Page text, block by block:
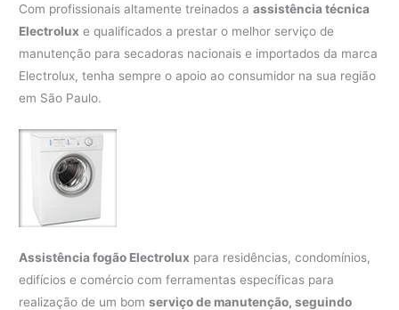
Com profissionais altamente treinados aassistência técnica
Electrolux e qualificados a prestar o melhor serviço de
manutenção para secadoras nacionais e importados da marca
Electrolux, tenha sempre o apoio ao consumidor na sua região
em São Paulo.
Assistência fogão Electrolux para residências, condomínios,
edifícios e comércio com ferramentas específicas para
realização de um bomserviço de manutenção, seguindo